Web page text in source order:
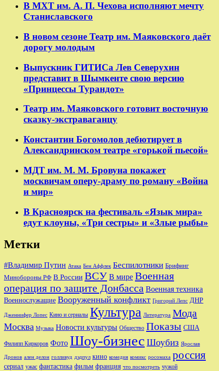
В МХТ им. А. П. Чехова исполняют мечту
Станиславского
В новом сезоне Театр им. Маяковского даёт
дорогу молодым
Выпускник ГИТИСа Лев Северухин
представит в Шымкенте свою версию
«Принцессы Турандот»
Театр им. Маяковского готовит восточную
сказку-экстраваганцу
Константин Богомолов дебютирует в
Александринском театре «горькой пьесой»
МДТ им. М. М. Бровуна покажет
москвичам оперу-драму по роману «Война
и мир»
В Красноярск на фестиваль «Язык мира»
едут клоуны, «Три сестры» и «Злые рыбы»
Метки
#Владимир Путин Атака Бен Аффлек Беспилотники Брифинг
Минобороны РФ В России ВСУ В мире Военная
операция по защите Донбасса Военная техника
Военнослужащие Вооруженный конфликт Григорий Лепс ДНР
Дженнифер Лопес Кино и сериалы Культура Литература Мода
Москва Музыка Новости культуры Общество Показы США
Филипп Киркоров Фото Шоу-бизнес Шоубиз Ярослав
Дронов ален делон голливуд дэдпул кино комедия комикс росомаха россия
сериал ужас фантастика фильм франция что посмотреть чужой